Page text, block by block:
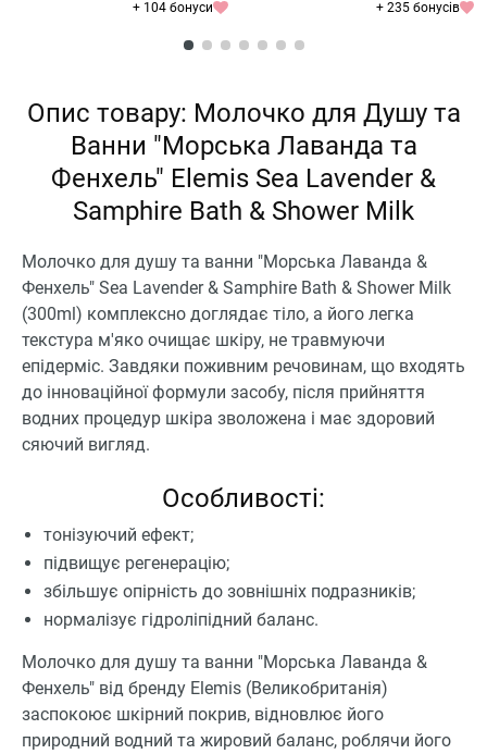
+ 104 бонуси + 235 бонусів
Опис товару: Молочко для Душу та
Ванни "Морська Лаванда та
Фенхель" Elemis Sea Lavender &
Samphire Bath & Shower Milk
Молочко для душу та ванни "Морська Лаванда &
Фенхель" Sea Lavender & Samphire Bath & Shower Milk
(300ml) комплексно доглядає тіло, а його легка
текстура м'яко очищає шкіру, не травмуючи
епідерміс. Завдяки поживним речовинам, що входять
до інноваційної формули засобу, після прийняття
водних процедур шкіра зволожена і має здоровий
сяючий вигляд.
Особливості:
тонізуючий ефект;
підвищує регенерацію;
збільшує опірність до зовнішніх подразників;
нормалізує гідроліпідний баланс.
Молочко для душу та ванни "Морська Лаванда &
Фенхель" від бренду Elemis (Великобританія)
заспокоює шкірний покрив, відновлює його
природний водний та жировий баланс, роблячи його